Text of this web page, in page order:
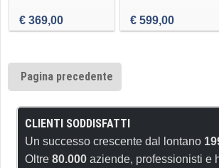
€ 369,00 € 599,00
Pagina precedente
CLIENTI SODDISFATTI
Un successo crescente dal lontano
Oltre 80.000 aziende, professionisti e